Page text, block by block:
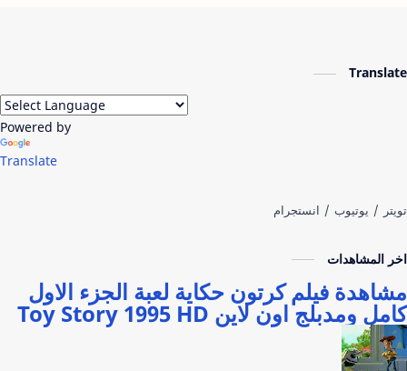
Translate
Powered by
Translate
اخر المشاهدات
مشاهدة فيلم كرتون حكاية لعبة الجزء الاول
كامل ومدبلج اون لاين Toy Story 1995 HD